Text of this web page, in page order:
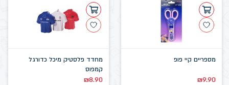
מספריים קיי פופ
₪9.90
מחדד פלסטיק מיכל כדורגל
קמפוס
₪8.90